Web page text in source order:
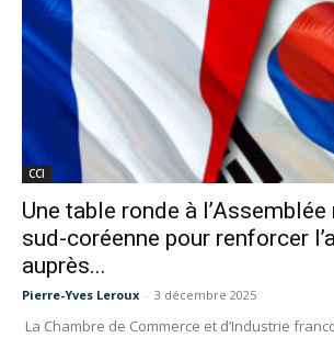
CCI
Une table ronde à
sud-coréenne pour renforcer
auprès...
Pierre-Yves Leroux - 3 décembre 2025
La Chambre de Commerce et d’Industrie